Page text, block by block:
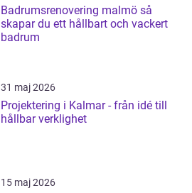
Badrumsrenovering malmö så
skapar du ett hållbart och vackert
badrum
31 maj 2026
Projektering i Kalmar - från idé till
hållbar verklighet
15 maj 2026